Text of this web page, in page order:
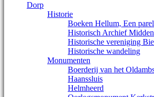
Dorp
Historie
Boeken Hellum, Een
Historisch Archief
Historische vereniging
Historische wandeling
Monumenten
Boerderij van het
Haanssluis
Helmheerd